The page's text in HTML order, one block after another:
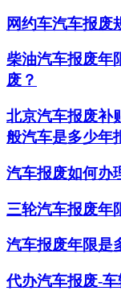
网约车汽车报废
柴油汽车报废年
废？
北京汽车报废补
般汽车是多少年
汽车报废如何办
三轮汽车报废年
汽车报废年限是
代办汽车报废-